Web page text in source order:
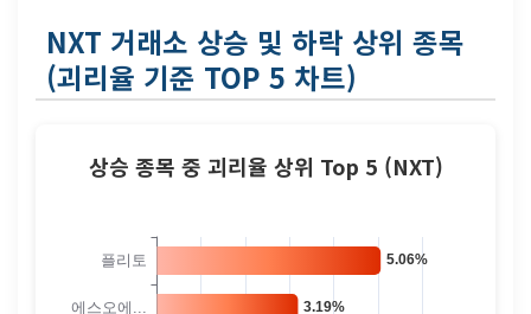
NXT 거래소 상승 및 하락 상위 종목
(괴리율 기준 TOP 5 차트)
상승 종목 중 괴리율 상위 Top 5 (NXT)